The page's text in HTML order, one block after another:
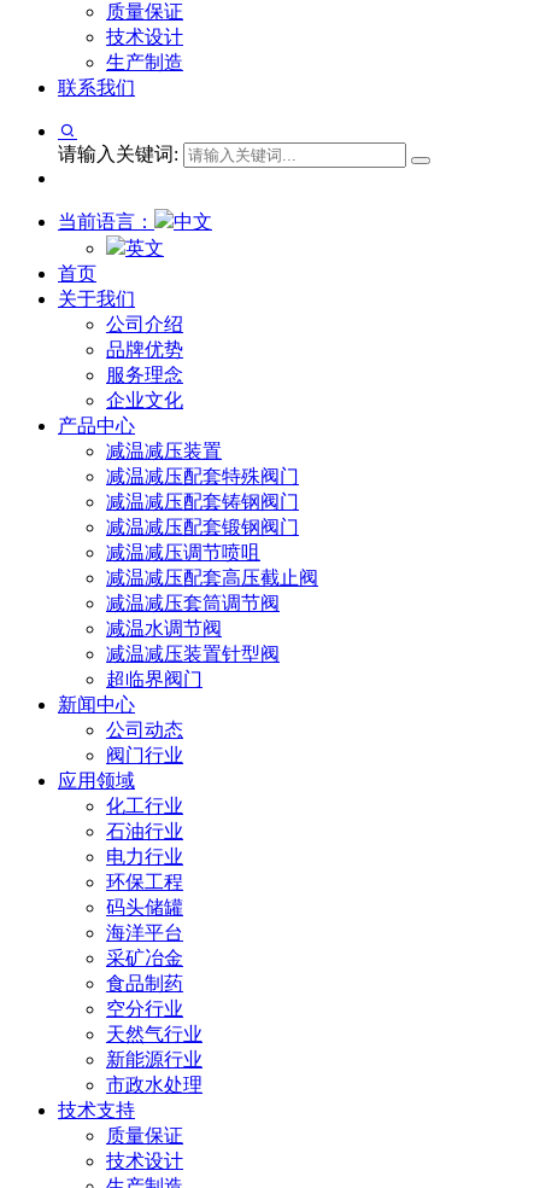
质量保证
技术设计
生产制造
联系我们
请输入关键词:
当前语言：
中文
英文
首页
关于我们
公司介绍
品牌优势
服务理念
企业文化
产品中心
减温减压装置
减温减压配套特殊阀门
减温减压配套铸钢阀门
减温减压配套锻钢阀门
减温减压调节喷咀
减温减压配套高压截止阀
减温减压套筒调节阀
减温水调节阀
减温减压装置针型阀
超临界阀门
新闻中心
公司动态
阀门行业
应用领域
化工行业
石油行业
电力行业
环保工程
码头储罐
海洋平台
采矿冶金
食品制药
空分行业
天然气行业
新能源行业
市政水处理
技术支持
质量保证
技术设计